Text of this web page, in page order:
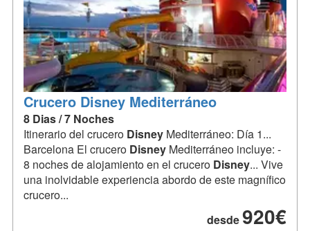
Crucero Disney Mediterráneo
8 Dias / 7 Noches
Itinerario del crucero Disney Mediterráneo: Día 1...
Barcelona El crucero Disney Mediterráneo incluye: -
8 noches de alojamiento en el crucero Disney... Vive
una inolvidable experiencia abordo de este magnífico
crucero...
desde920€